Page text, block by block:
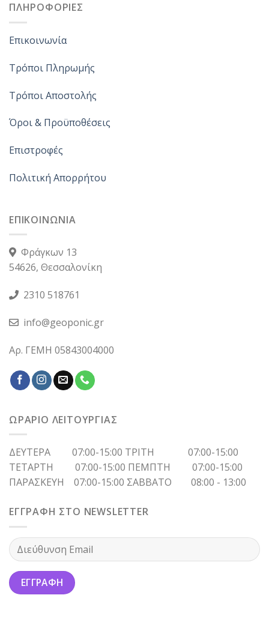
ΠΛΗΡΟΦΟΡΙΕΣ
Επικοινωνία
Τρόποι Πληρωμής
Τρόποι Αποστολής
Όροι & Προϋποθέσεις
Επιστροφές
Πολιτική Απορρήτου
ΕΠΙΚΟΙΝΩΝΙΑ
Φράγκων 13
54626, Θεσσαλονίκη
2310 518761
info@geoponic.gr
Αρ. ΓΕΜΗ 05843004000
ΩΡΑΡΙΟ ΛΕΙΤΟΥΡΓΙΑΣ
ΔΕΥΤΕΡΑ 07:00-15:00 ΤΡΙΤΗ 07:00-15:00
ΤΕΤΑΡΤΗ 07:00-15:00 ΠΕΜΠΤΗ 07:00-15:00
ΠΑΡΑΣΚΕΥΗ 07:00-15:00 ΣΑΒΒΑΤΟ 08:00 - 13:00
ΕΓΓΡΑΦΗ ΣΤΟ NEWSLETTER